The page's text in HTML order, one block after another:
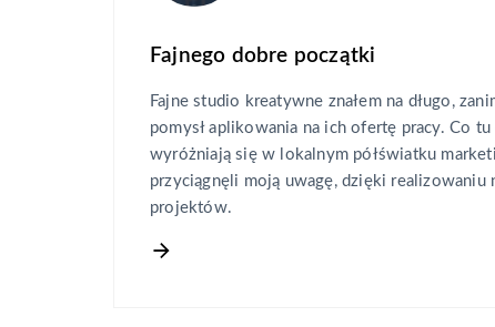
Fajnego dobre początki
Fajne studio kreatywne znałem na długo,
pomysł aplikowania na ich ofertę pracy. Co
wyróżniają się w lokalnym półświatku
przyciągnęli moją uwagę, dzięki realizowaniu
projektów.